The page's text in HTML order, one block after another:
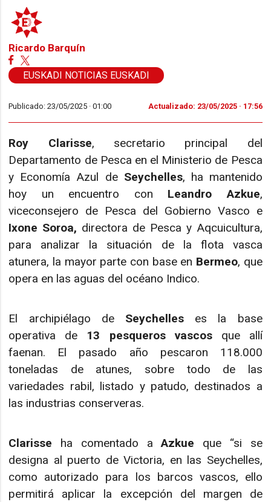
Ricardo Barquín
EUSKADI NOTICIAS EUSKADI
Publicado: 23/05/2025 ·01:00 Actualizado: 23/05/2025 · 17:56
Roy Clarisse, secretario principal del
Departamento de Pesca en el Ministerio de Pesca
y Economía Azul de Seychelles, ha mantenido
hoy un encuentro con Leandro Azkue,
viceconsejero de Pesca del Gobierno Vasco e
Ixone Soroa, directora de Pesca y Aqcuicultura,
para analizar la situación de la flota vasca
atunera, la mayor parte con base en Bermeo, que
opera en las aguas del océano Indico.
El archipiélago de Seychelles es la base
operativa de 13 pesqueros vascosque allí
faenan. El pasado año pescaron 118.000
toneladas de atunes, sobre todo de las
variedades rabil, listado y patudo, destinados a
las industrias conserveras.
Clarisse ha comentado aAzkue que “si se
designa al puerto de Victoria, en las Seychelles,
como autorizado para los barcos vascos, ello
permitirá aplicar la excepción del margen de